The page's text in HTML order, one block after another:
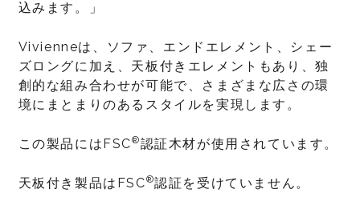
込みます。」
Vivienneは、ソファ、エンドエレメント、シェー
ズロングに加え、天板付きエレメントもあり、独
創的な組み合わせが可能で、さまざまな広さの環
境にまとまりのあるスタイルを実現します。
この製品にはFSC®認証木材が使用されています。
天板付き製品はFSC®認証を受けていません。